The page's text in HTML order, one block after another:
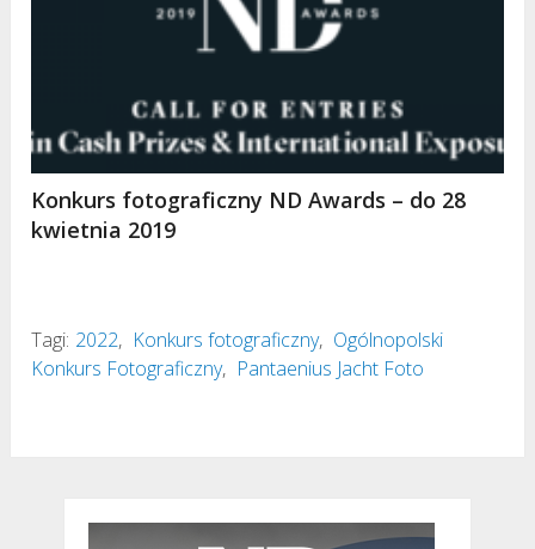
Konkurs fotograficzny ND Awards – do 28
kwietnia 2019
Tagi: 2022, Konkurs fotograficzny, Ogólnopolski
Konkurs Fotograficzny, Pantaenius Jacht Foto